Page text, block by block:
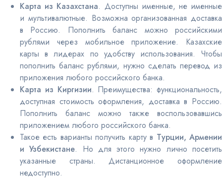
Карта из Казахстана. Доступны именные, не именные
и мультивалютные. Возможна организованная доставка
в Россию. Пополнить баланс можно российскими
рублями через мобильное приложение. Казахские
карты в лидерах по удобству использования. Чтобы
пополнить баланс рублями, нужно сделать перевод из
приложения любого российского банка.
Карта из Киргизии. Преимущества: функциональность,
доступная стоимость оформления, доставка в Россию.
Пополнить баланс можно также воспользовавшись
приложением любого российского банка.
Такое есть варианты получить карту в Турции, Армении
и Узбекистане. Но для этого нужно лично посетить
указанные страны. Дистанционное оформление
недоступно.